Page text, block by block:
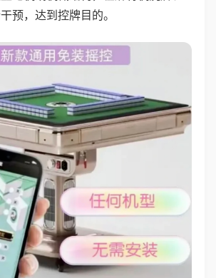
预，达到控牌目的。